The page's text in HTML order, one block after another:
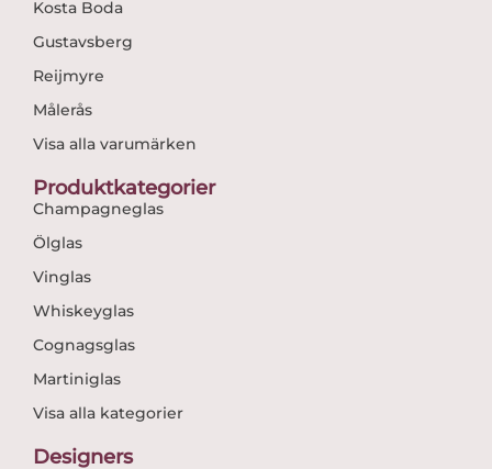
Kosta Boda
Gustavsberg
Reijmyre
Målerås
Visa alla varumärken
Produktkategorier
Champagneglas
Ölglas
Vinglas
Whiskeyglas
Cognagsglas
Martiniglas
Visa alla kategorier
Designers